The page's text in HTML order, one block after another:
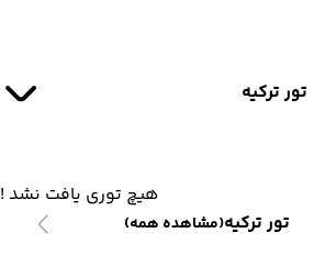
تور ترکیه
تور ترکیه(مشاهده همه)
هیچ توری یافت نشد !